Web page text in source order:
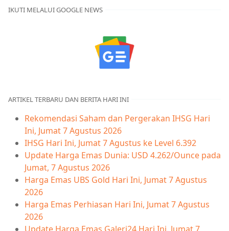
IKUTI MELALUI GOOGLE NEWS
ARTIKEL TERBARU DAN BERITA HARI INI
Rekomendasi Saham dan Pergerakan IHSG Hari
Ini, Jumat 7 Agustus 2026
IHSG Hari Ini, Jumat 7 Agustus ke Level 6.392
Update Harga Emas Dunia: USD 4.262/Ounce pada
Jumat, 7 Agustus 2026
Harga Emas UBS Gold Hari Ini, Jumat 7 Agustus
2026
Harga Emas Perhiasan Hari Ini, Jumat 7 Agustus
2026